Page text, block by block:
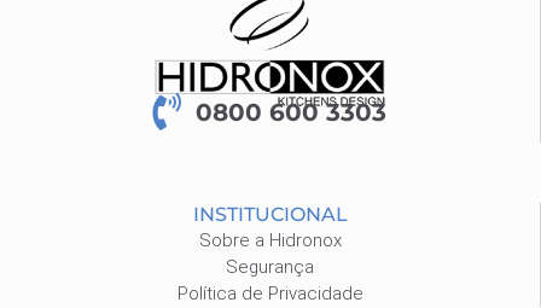
0800 600 3303
INSTITUCIONAL
Sobre a Hidronox
Segurança
Política de Privacidade